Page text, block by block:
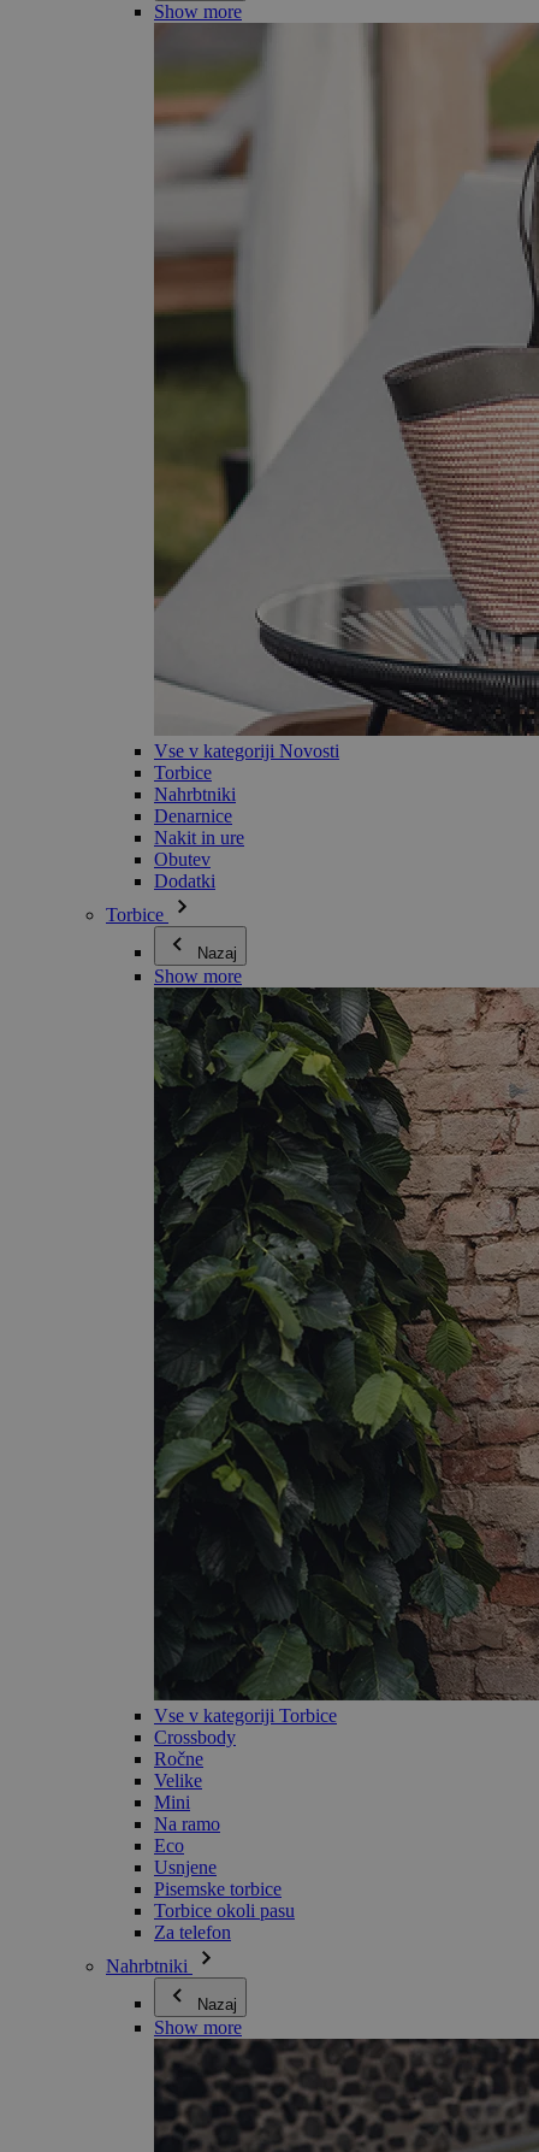
Show more
Vse v kategoriji Novosti
Torbice
Nahrbtniki
Denarnice
Nakit in ure
Obutev
Dodatki
Torbice
Nazaj
Show more
Vse v kategoriji Torbice
Crossbody
Ročne
Velike
Mini
Na ramo
Eco
Usnjene
Pisemske torbice
Torbice okoli pasu
Za telefon
Nahrbtniki
Nazaj
Show more